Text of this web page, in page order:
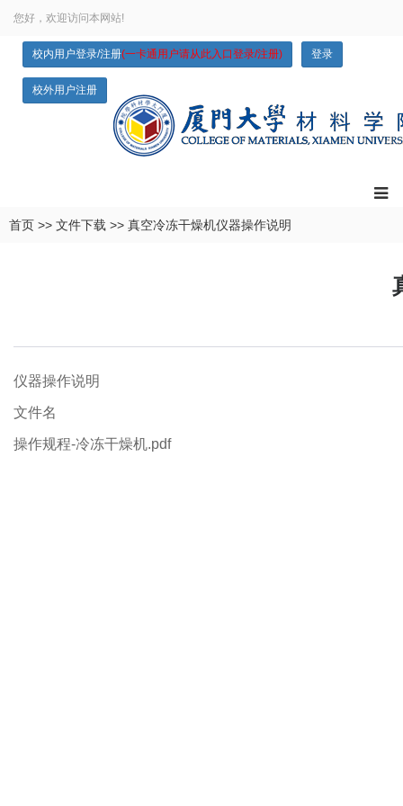
您好，欢迎访问本网站!
校内用户登录/注册(一卡通用户请从此入口登录/注册) 登录
校外用户注册
首页 >> 文件下载 >> 真空冷冻干燥机仪器操作说明
仪器操作说明
文件名
操作规程-冷冻干燥机.pdf